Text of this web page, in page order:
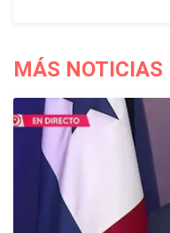
MÁS NOTICIAS